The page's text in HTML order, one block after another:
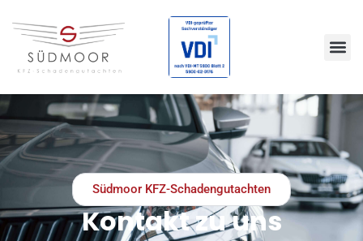
Südmoor KFZ-Schadengutachten
Kontakt zu uns